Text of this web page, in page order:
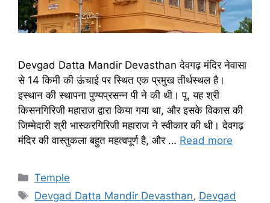
Devgad Datta Mandir Devasthan देवगढ़ मंदिर नेवासा
से 14 किमी की ऊंचाई पर स्थित एक प्रमुख तीर्थस्थल है।
इस्थान की स्थापना पुण्यप्रसन्न पी ने की थी। पू. यह श्री
किसनगिरिजी महाराज द्वारा किया गया था, और इसके विकास की
जिम्मेदारी श्री भास्करगिरिजी महाराज ने स्वीकार की थी। देवगढ़
मंदिर की वास्तुकला बहुत महत्वपूर्ण है, और … Read more
Categories
Temple
Tags
Devgad Datta Mandir Devasthan, Devgad